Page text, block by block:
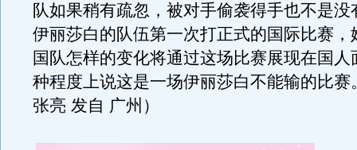
队如果稍有疏忽，被对手偷袭得手也不是没
伊丽莎白的队伍第一次打正式的国际比赛，
国队怎样的变化将通过这场比赛展现在国人
种程度上说这是一场伊丽莎白不能输的比赛
张亮 发自 广州）